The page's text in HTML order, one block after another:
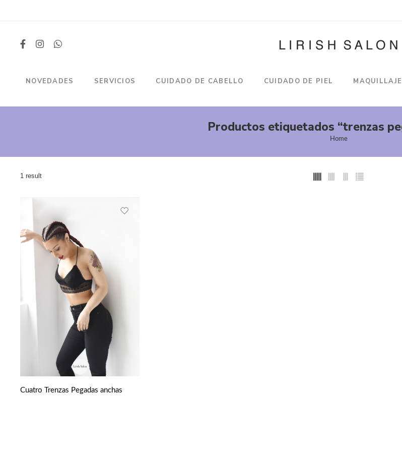
NOVEDADES SERVICIOS CUIDADO DE CABELLO CUIDADO DE PIEL MAQUILLAJE
Productos etiquetados “trenzas
Home
1 result
Cuatro Trenzas Pegadas anchas